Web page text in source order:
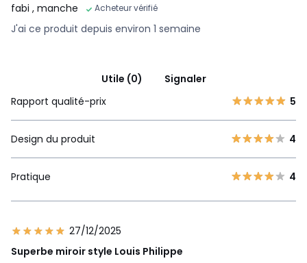
fabi , manche Acheteur vérifié
J'ai ce produit depuis environ 1 semaine
Utile (0)
Signaler
Rapport qualité-prix
5
Design du produit 4
Pratique 4
27/12/2025
Superbe miroir style Louis Philippe